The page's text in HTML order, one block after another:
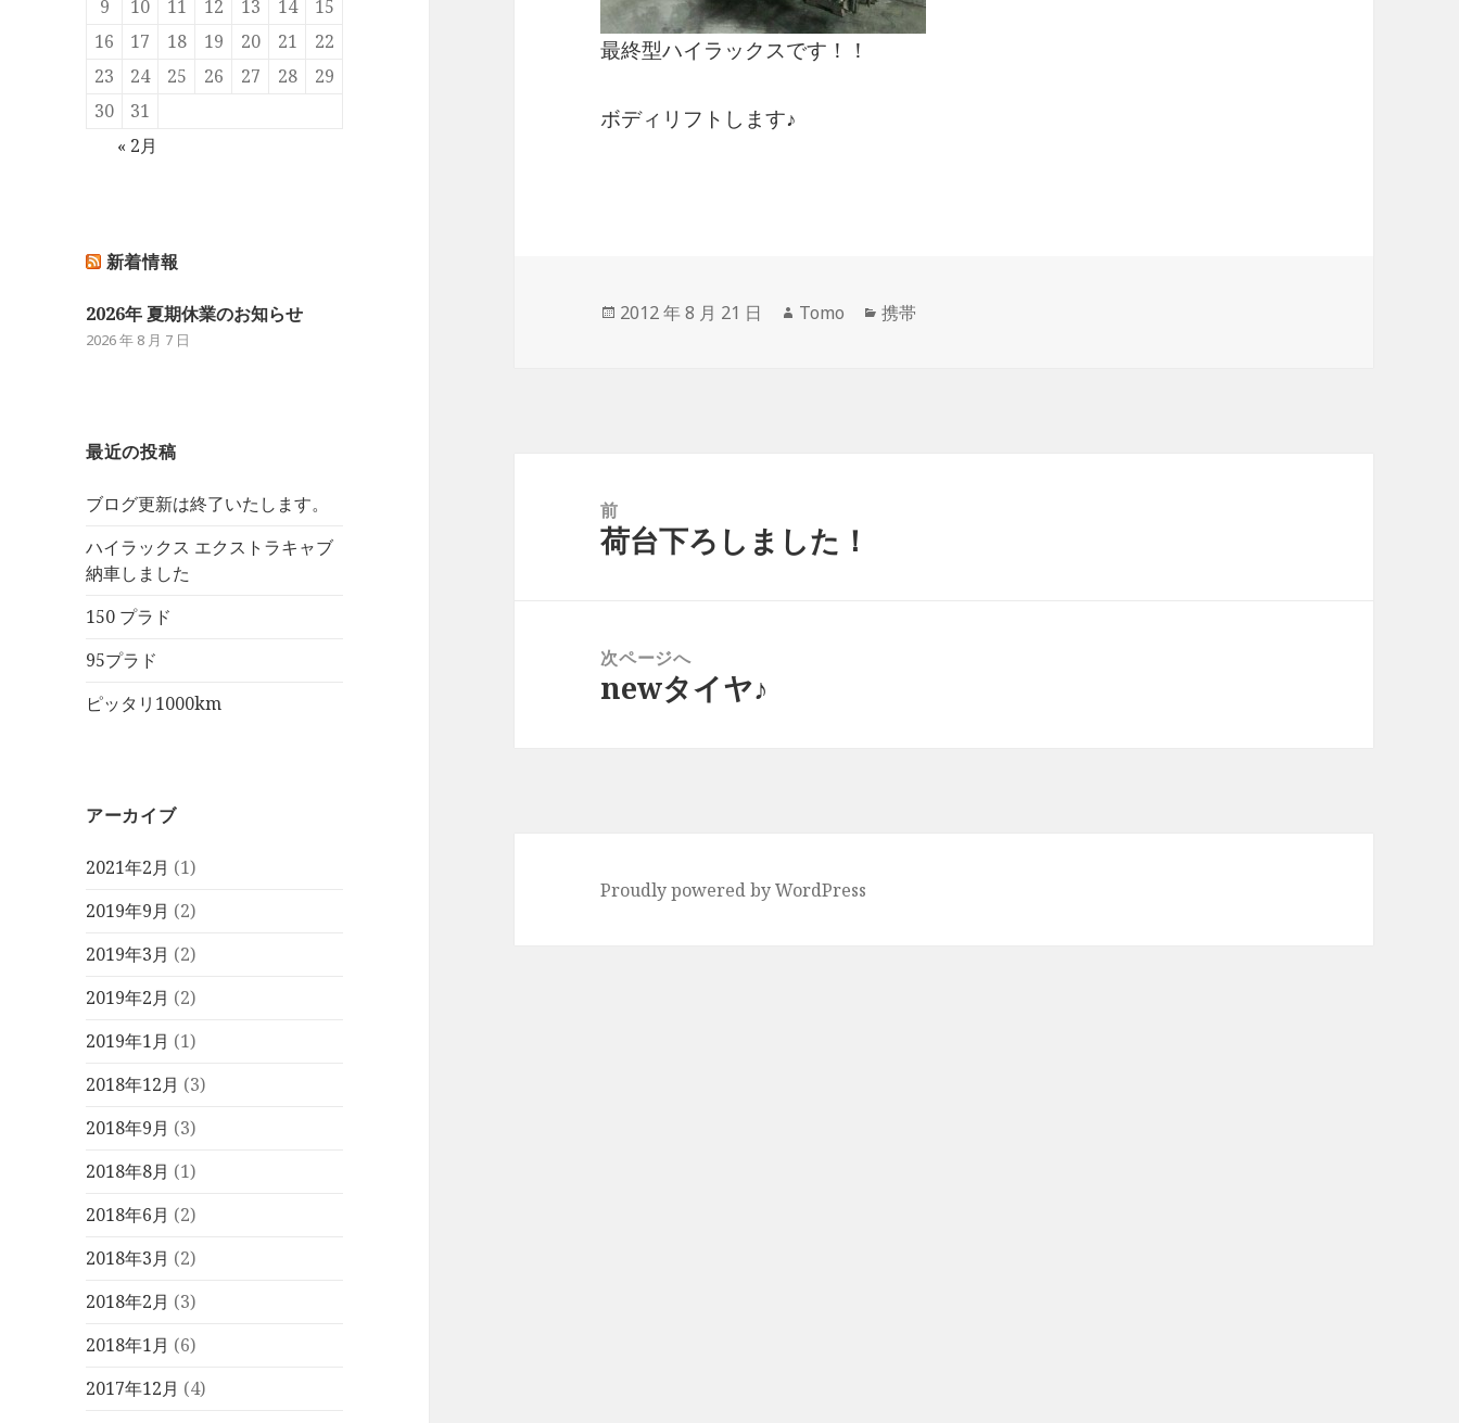
9 10 11 12 13 14
15
16
17 18 19 20 21
22
23
24 25 26 27 28
29
30
31
« 2月
新着情報
2026年 夏期休業のお知らせ
2026 年 8 月 7 日
最近の投稿
ブログ更新は終了いたします。
ハイラックス エクストラキャブ
納車しました
150 プラド
95プラド
ピッタリ1000km
アーカイブ
2021年2月 (1)
2019年9月 (2)
2019年3月 (2)
2019年2月 (2)
2019年1月 (1)
2018年12月 (3)
2018年9月 (3)
2018年8月 (1)
2018年6月 (2)
2018年3月 (2)
2018年2月 (3)
2018年1月 (6)
2017年12月 (4)
最終型ハイラックスです！！
ボディリフトします♪
投
2012 年 8 月 21 日
作
Tomo
カ
携帯
前
前
荷台下ろしました！
次ページへ
次
newタイヤ♪
Proudly powered by WordPress